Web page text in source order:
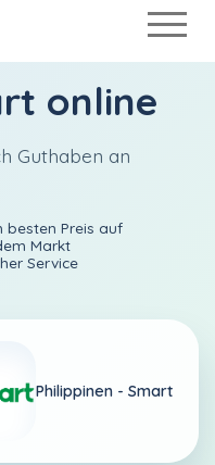
online
Guthaben an
besten Preis auf
Markt
Service
Philippinen - Smart